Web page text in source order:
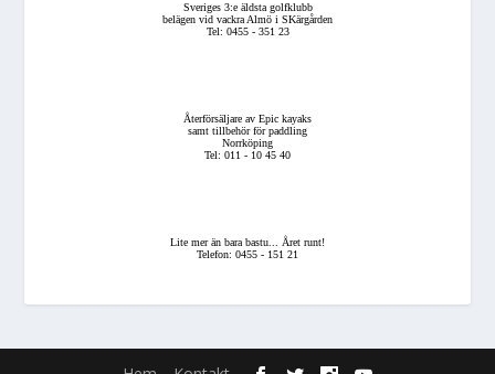
Sveriges 3:e äldsta golfklubb
belägen vid vackra Almö i SKärgården
Tel: 0455 - 351 23
Återförsäljare av Epic kayaks
samt tillbehör för paddling
Norrköping
Tel: 011 - 10 45 40
Lite mer än bara bastu... Året runt!
Telefon: 0455 - 151 21